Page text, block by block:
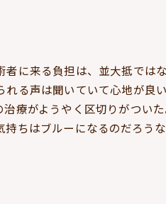
に来る負担は、並大抵では
る声は聞いていて心地が良
療がようやく区切りがつい
ちはブルーになるのだろう